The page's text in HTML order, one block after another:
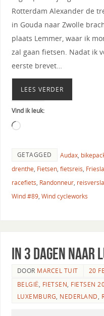
Rotterdam Alexander de
in Gouda naar Zwolle
plaats Lemmer, waar ik
zal gaan fietsen. Nadat ik
eerste brevet…
LEES VERDER
Vind ik leuk:
GETAGGED Audax,
drenthe, Fietsen, fietsreis,
racefiets, Randonneur,
Wind #89, Wind cycleworks
In 3 dagen naar
DOOR MARCEL TUIT
20
BELGIË, FIETSEN, FIETSEN
LUXEMBURG, NEDERLAND,